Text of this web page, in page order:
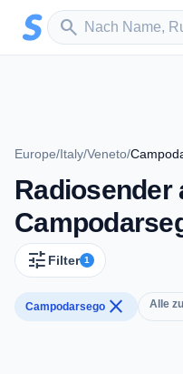
Zum Hauptinhalt springen
search
Sender suchen
Europe/Italy/Veneto/
Radiosender
tune Filter 1
Campodarsego close Alle